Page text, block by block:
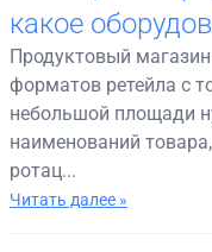
какое
Продуктовый
форматов ретейла с
небольшой площади
наименований
ротац...
Читать далее »